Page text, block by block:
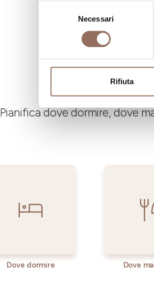
Necessari
Rifiuta
Pianifica dove dormire, dove
Dove dormire Dove